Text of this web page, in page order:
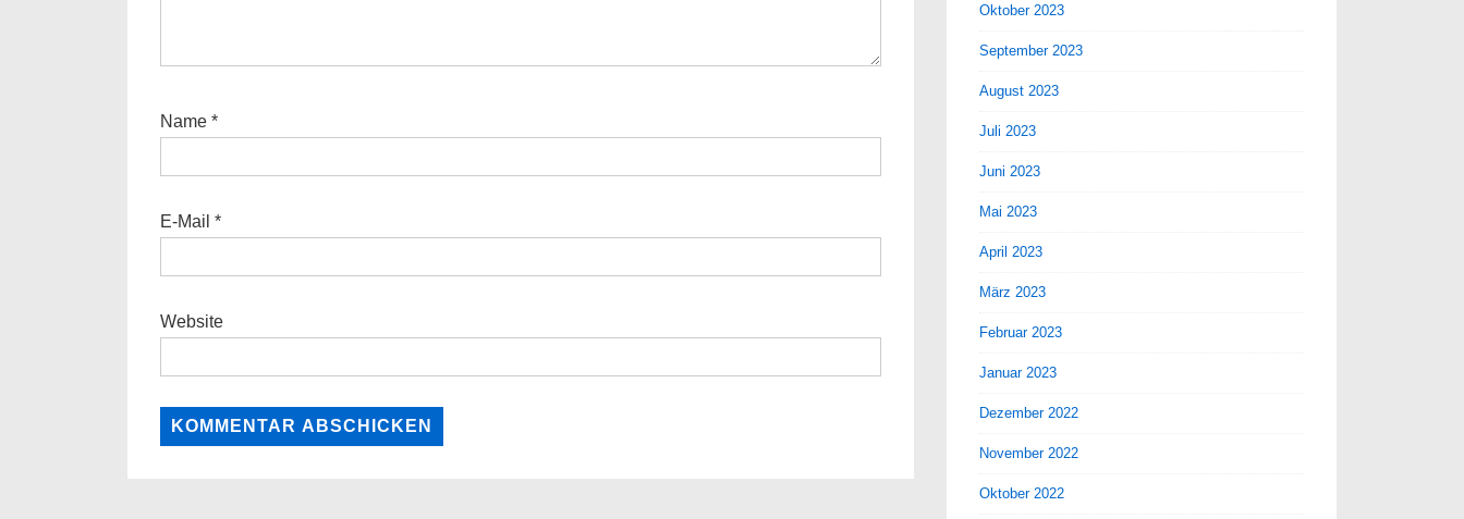
Name *
E-Mail *
Website
Oktober 2023
September 2023
August 2023
Juli 2023
Juni 2023
Mai 2023
April 2023
März 2023
Februar 2023
Januar 2023
Dezember 2022
November 2022
Oktober 2022